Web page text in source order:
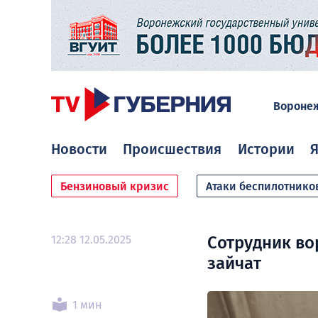
Новости Происшествия Истории
Бензиновый кризис Атаки
12:28 12.05.2025
1 мин
Сотрудник
зайчат